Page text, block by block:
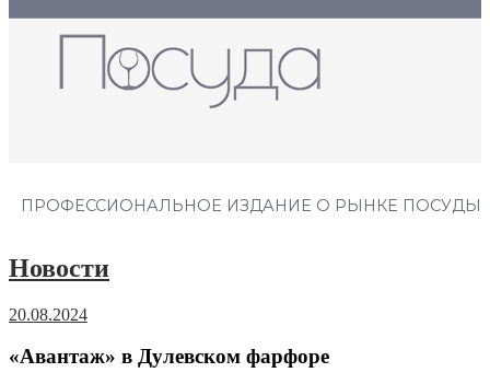
ПРОФЕССИОНАЛЬНОЕ ИЗДАНИЕ О РЫНКЕ ПОСУДЫ
Новости
20.08.2024
«Авантаж» в Дулевском фарфоре